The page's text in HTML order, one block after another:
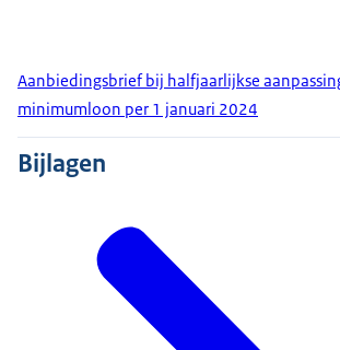
Aanbiedingsbrief bij halfjaarlijkse
minimumloon per 1 januari 2024
Bijlagen